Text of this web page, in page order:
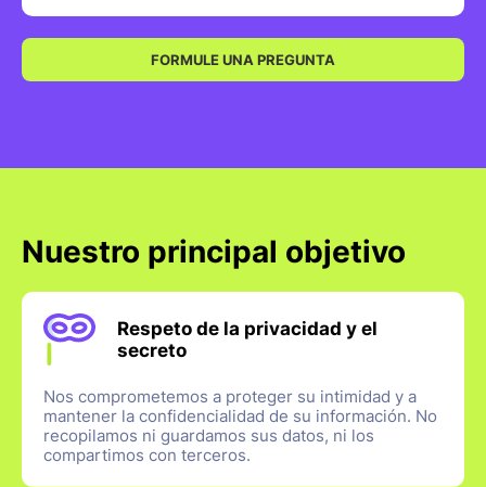
FORMULE UNA PREGUNTA
Nuestro principal objetivo
Respeto de la privacidad y el
secreto
Nos comprometemos a proteger su intimidad y a
mantener la confidencialidad de su información. No
recopilamos ni guardamos sus datos, ni los
compartimos con terceros.